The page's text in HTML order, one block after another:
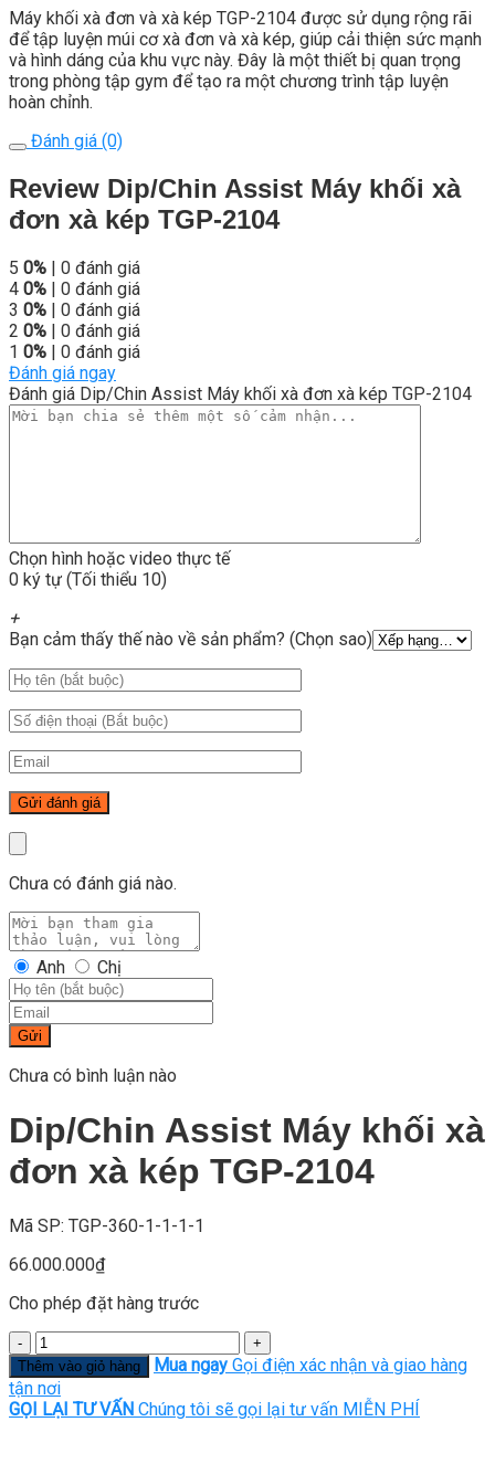
Máy khối xà đơn và xà kép TGP-2104 được sử dụng rộng rãi
để tập luyện múi cơ xà đơn và xà kép, giúp cải thiện sức mạnh
và hình dáng của khu vực này. Đây là một thiết bị quan trọng
trong phòng tập gym để tạo ra một chương trình tập luyện
hoàn chỉnh.
Đánh giá (0)
Review Dip/Chin Assist Máy khối xà
đơn xà kép TGP-2104
5 0% | 0 đánh giá
4 0% | 0 đánh giá
3 0% | 0 đánh giá
2 0% | 0 đánh giá
1 0% | 0 đánh giá
Đánh giá ngay
Đánh giá Dip/Chin Assist Máy khối xà đơn xà kép TGP-2104
Chọn hình hoặc video thực tế
0 ký tự (Tối thiểu 10)
+
Bạn cảm thấy thế nào về sản phẩm? (Chọn sao)
Chưa có đánh giá nào.
Anh Chị
Gửi
Chưa có bình luận nào
Dip/Chin Assist Máy khối xà
đơn xà kép TGP-2104
Mã SP: TGP-360-1-1-1-1
66.000.000₫
Cho phép đặt hàng trước
Số
lượng
Thêm vào giỏ hàng Mua ngay Gọi điện xác nhận và giao hàng
tận nơi
GỌI LẠI TƯ VẤN Chúng tôi sẽ gọi lại tư vấn MIỄN PHÍ